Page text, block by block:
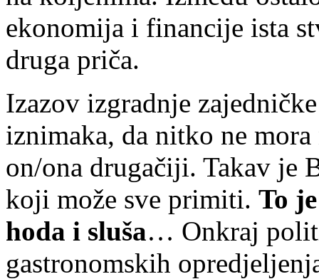
ekonomija i financije ista
druga priča.
Izazov izgradnje
iznimaka, da nitko ne
on/ona drugačiji. Takav je
koji može sve primiti. To
hoda i sluša… Onkraj
gastronomskih